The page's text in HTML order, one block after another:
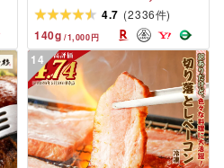
4.7 (2336件)
140g /1,000円
14